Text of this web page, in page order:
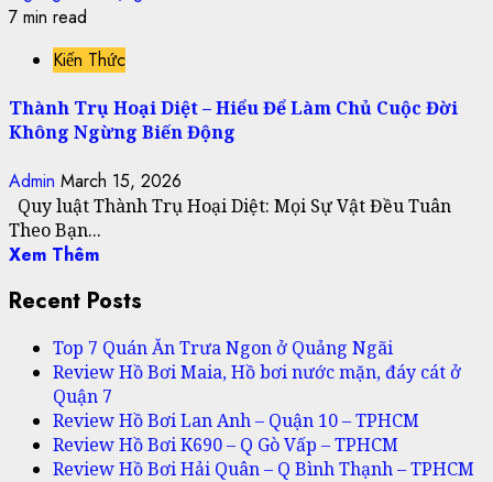
7 min read
Kiến Thức
Thành Trụ Hoại Diệt – Hiểu Để Làm Chủ Cuộc Đời
Không Ngừng Biến Động
Admin March 15, 2026
Quy luật Thành Trụ Hoại Diệt: Mọi Sự Vật Đều Tuân
Theo Bạn...
Xem Thêm
Recent Posts
Top 7 Quán Ăn Trưa Ngon ở Quảng Ngãi
Review Hồ Bơi Maia, Hồ bơi nước mặn, đáy cát ở
Quận 7
Review Hồ Bơi Lan Anh – Quận 10 – TPHCM
Review Hồ Bơi K690 – Q Gò Vấp – TPHCM
Review Hồ Bơi Hải Quân – Q Bình Thạnh – TPHCM